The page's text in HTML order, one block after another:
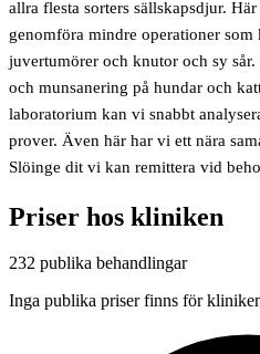
allra flesta sorters sällskapsdjur.
genomföra mindre operationer
juvertumörer och knutor och sy
och munsanering på hundar och
laboratorium kan vi snabbt
prover. Även här har vi ett nära
Slöinge dit vi kan remittera vid
Priser hos kliniken
232 publika behandlingar
Inga publika priser finns för